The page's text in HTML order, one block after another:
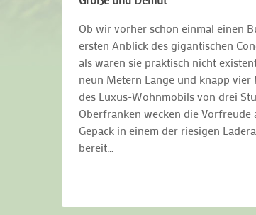
Ob wir vorher schon einmal einen
ersten Anblick des gigantischen
als wären sie praktisch nicht
neun Metern Länge und knapp
des Luxus-Wohnmobils von drei
Oberfranken wecken die
Gepäck in einem der riesigen
bereit…